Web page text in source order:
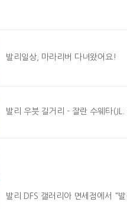
발리일상, 마라리버 다녀왔어요!
발리 우붓 길거리 - 잘란 수웨타
발리 DFS 갤러리아 면세점에서 "